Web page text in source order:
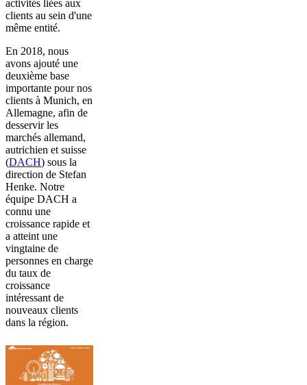
activités liées aux
clients au sein d'une
même entité.
En 2018, nous
avons ajouté une
deuxième base
importante pour nos
clients à Munich, en
Allemagne, afin de
desservir les
marchés allemand,
autrichien et suisse
(DACH) sous la
direction de Stefan
Henke. Notre
équipe DACH a
connu une
croissance rapide et
a atteint une
vingtaine de
personnes en charge
du taux de
croissance
intéressant de
nouveaux clients
dans la région.